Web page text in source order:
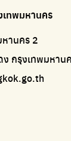
ทพมหานคร
หานคร 2
ง กรุงเทพมหา